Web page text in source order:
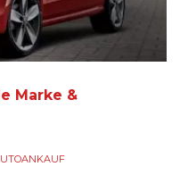
Marke &